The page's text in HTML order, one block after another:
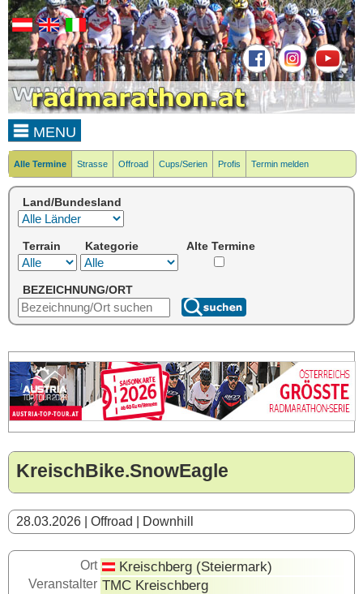
MENU
Alle Termine Strasse Offroad Cups/Serien Profis Termin melden
Land/Bundesland
Terrain Kategorie Alte Termine
BEZEICHNUNG/ORT
KreischBike.SnowEagle
28.03.2026 | Offroad | Downhill
Ort Kreischberg (Steiermark)
Veranstalter TMC Kreischberg